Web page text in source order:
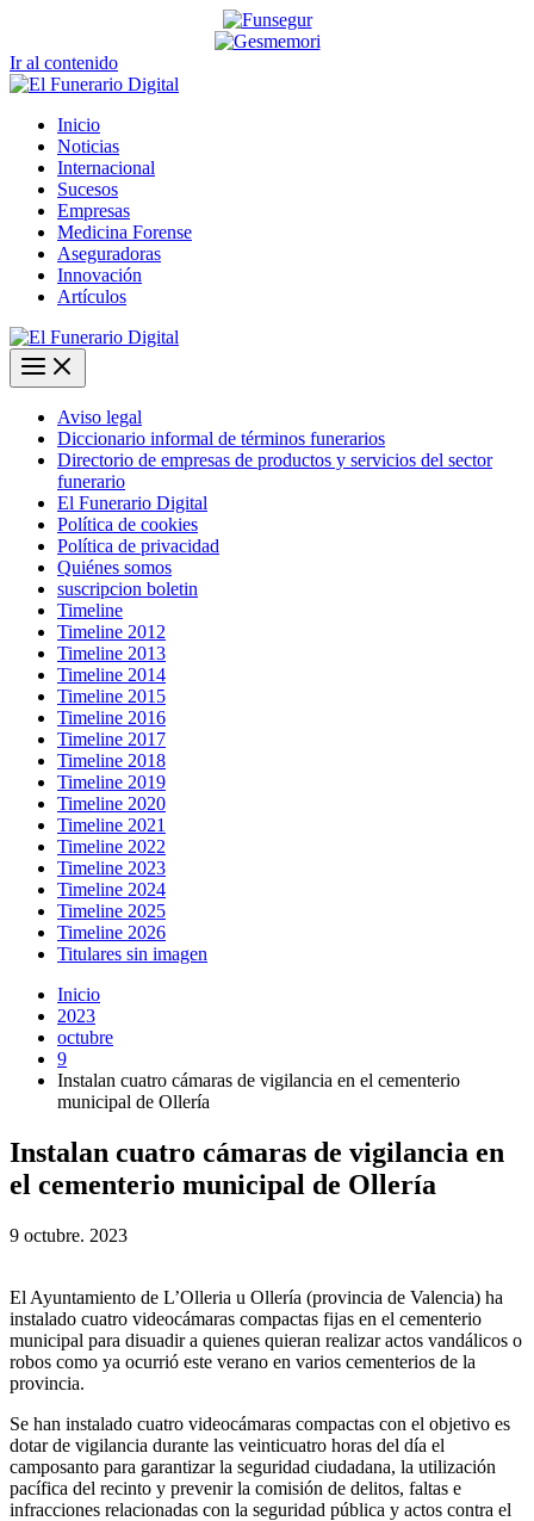
Ir al contenido
Inicio
Noticias
Internacional
Sucesos
Empresas
Medicina Forense
Aseguradoras
Innovación
Artículos
Aviso legal
Diccionario informal de términos funerarios
Directorio de empresas de productos y servicios del sector
funerario
El Funerario Digital
Política de cookies
Política de privacidad
Quiénes somos
suscripcion boletin
Timeline
Timeline 2012
Timeline 2013
Timeline 2014
Timeline 2015
Timeline 2016
Timeline 2017
Timeline 2018
Timeline 2019
Timeline 2020
Timeline 2021
Timeline 2022
Timeline 2023
Timeline 2024
Timeline 2025
Timeline 2026
Titulares sin imagen
Inicio
2023
octubre
9
Instalan cuatro cámaras de vigilancia en el cementerio
municipal de Ollería
Instalan cuatro cámaras de vigilancia en
el cementerio municipal de Ollería
9 octubre. 2023
El Ayuntamiento de L’Olleria u Ollería (provincia de Valencia) ha
instalado cuatro videocámaras compactas fijas en el cementerio
municipal para disuadir a quienes quieran realizar actos vandálicos o
robos como ya ocurrió este verano en varios cementerios de la
provincia.
Se han instalado cuatro videocámaras compactas con el objetivo es
dotar de vigilancia durante las veinticuatro horas del día el
camposanto para garantizar la seguridad ciudadana, la utilización
pacífica del recinto y prevenir la comisión de delitos, faltas e
infracciones relacionadas con la seguridad pública y actos contra el